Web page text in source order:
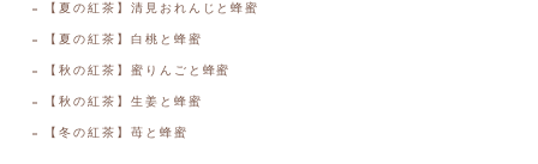
【夏の紅茶】清見おれんじと蜂蜜
【夏の紅茶】白桃と蜂蜜
【秋の紅茶】蜜りんごと蜂蜜
【秋の紅茶】生姜と蜂蜜
【冬の紅茶】苺と蜂蜜